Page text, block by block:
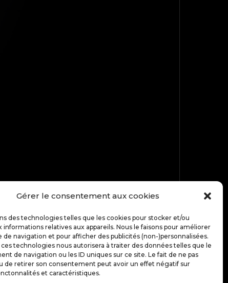
Gérer le consentement aux cookies
des technologies telles que les cookies pour stocker et/ou
informations relatives aux appareils. Nous le faisons pour améliorer
de navigation et pour afficher des publicités (non-)personnalisées.
technologies nous autorisera à traiter des données telles que le
de navigation ou les ID uniques sur ce site. Le fait de ne pas
de retirer son consentement peut avoir un effet négatif sur
et caractéristiques.
TOP